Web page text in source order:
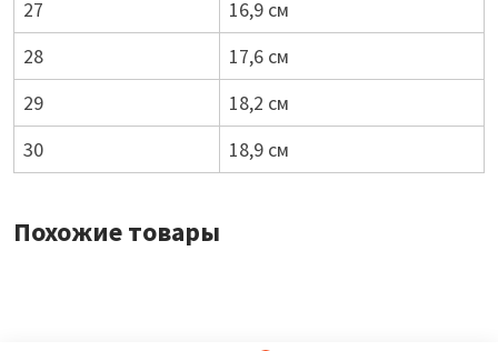
27
16,9 см
28
17,6 см
29
18,2 см
30
18,9 см
Похожие товары